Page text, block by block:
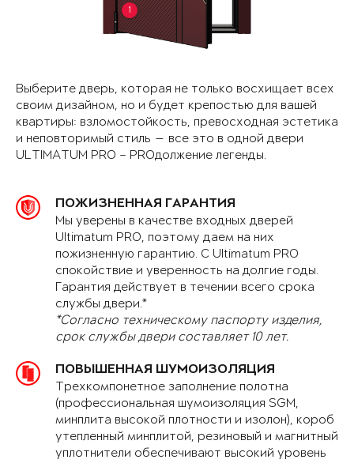
1
Выберите дверь, которая не только восхищает всех
своим дизайном, но и будет крепостью для вашей
квартиры: взломостойкость, превосходная эстетика
и неповторимый стиль — все это в одной двери
ULTIMATUM PRO – PROдолжение легенды.
ПОЖИЗНЕННАЯ ГАРАНТИЯ
Мы уверены в качестве входных дверей
Ultimatum PRO, поэтому даем на них
пожизненную гарантию. С Ultimatum PRO
спокойствие и уверенность на долгие годы.
Гарантия действует в течении всего срока
службы двери.*
*Согласно техническому паспорту изделия,
срок службы двери составляет 10 лет.
ПОВЫШЕННАЯ ШУМОИЗОЛЯЦИЯ
Трехкомпонетное заполнение полотна
(профессиональная шумоизоляция SGM,
минплита высокой плотности и изолон), короб
утепленный минплитой, резиновый и магнитный
уплотнители обеспечивают высокий уровень